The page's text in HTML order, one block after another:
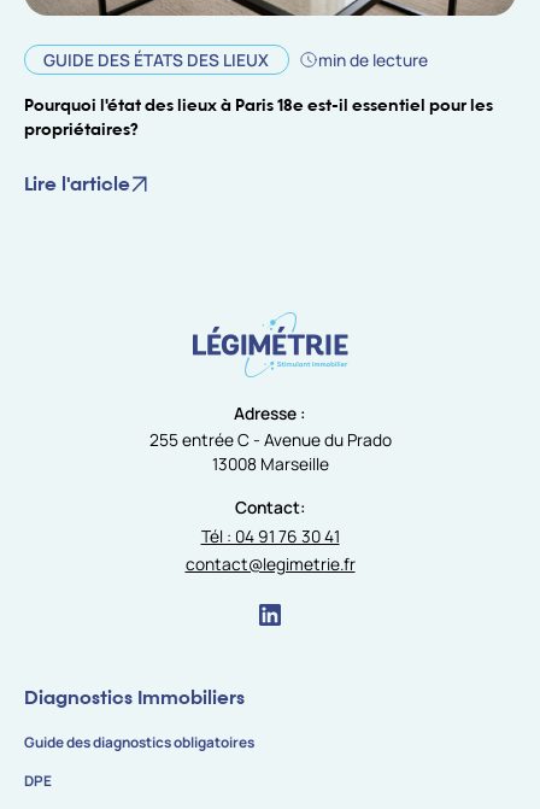
GUIDE DES ÉTATS DES LIEUX min de lecture
Pourquoi l'état des lieux à Paris 18e est-il essentiel pour les
propriétaires?
Lire l'article
Adresse :
255 entrée C - Avenue du Prado
13008 Marseille
Contact:
Tél : 04 91 76 30 41
contact@legimetrie.fr
Diagnostics Immobiliers
Guide des diagnostics obligatoires
DPE